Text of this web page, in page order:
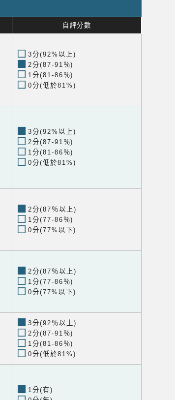
自評分數
3分(92%以上)
2分(87-91％)
1分(81-86％)
0分(低於81%)
3分(92%以上)
2分(87-91％)
1分(81-86％)
0分(低於81%)
2分(87％以上)
1分(77-86％)
0分(77%以下)
2分(87％以上)
1分(77-86％)
0分(77%以下)
3分(92％以上)
2分(87-91％)
1分(81-86％)
0分(低於81%)
1分(有)